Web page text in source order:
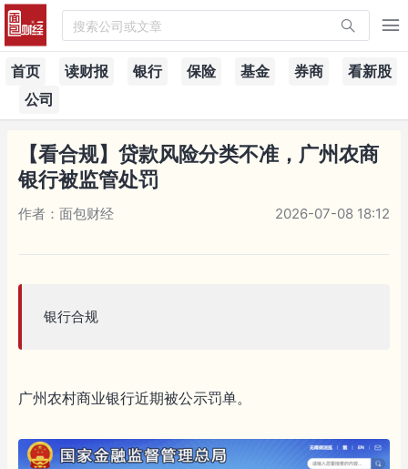
搜索公司或文章
首页 读财报 银行 保险 基金 券商
看新股
公司
【看合规】贷款风险分类不准，广州农商
银行被监管处罚
作者：面包财经 2026-07-08 18:12
银行合规
广州农村商业银行近期被公示罚单。